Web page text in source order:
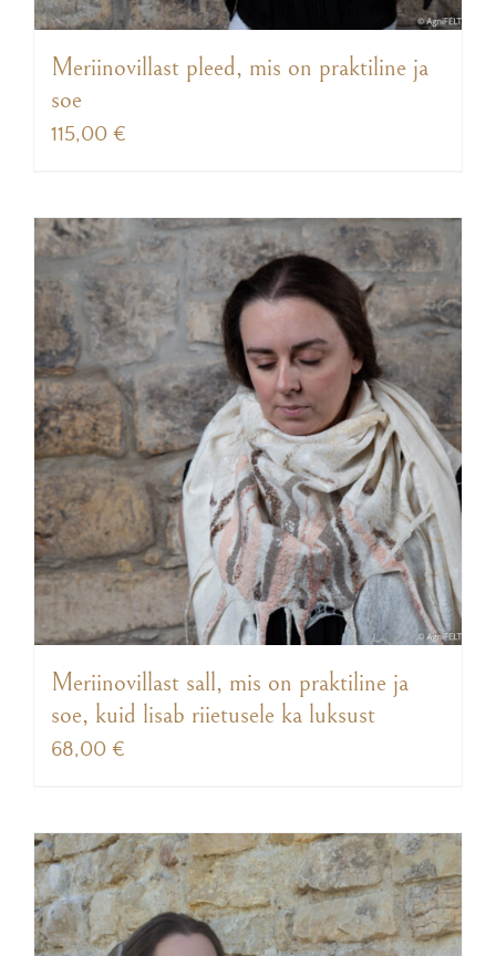
Meriinovillast pleed, mis on praktiline ja
soe
115,00 €
Meriinovillast sall, mis on praktiline ja
soe, kuid lisab riietusele ka luksust
68,00 €